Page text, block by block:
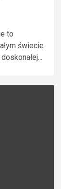
to
świecie